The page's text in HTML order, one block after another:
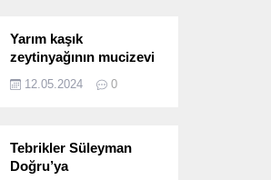
Yarım kaşık
zeytinyağının mucizevi
12.05.2024 0
Tebrikler Süleyman
Doğru’ya